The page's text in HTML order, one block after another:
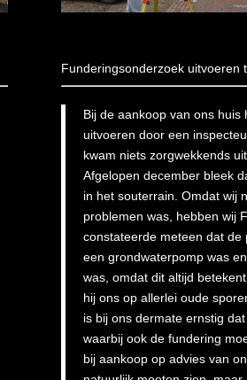
Funderingsonderzoek uitvoeren
Bij de aankoop van ons
uitvoeren door een
kwam niets zorgwekkends uit.
Afgelopen december bleek
in het souterrain. Omdat wij
problemen was, hebben wij
constateerde meteen dat
een grondwaterpomp was
was, omdat dit altijd
hij ons op allerlei oude
is bij ons dermate ernstig
waarbij ook de fundering
bij aankoop op advies van